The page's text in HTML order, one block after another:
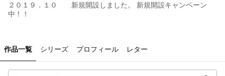
２０１９．１０ 新規開設しました。 新規開設キャンペーン
中！！
作品一覧 シリーズ プロフィール レター